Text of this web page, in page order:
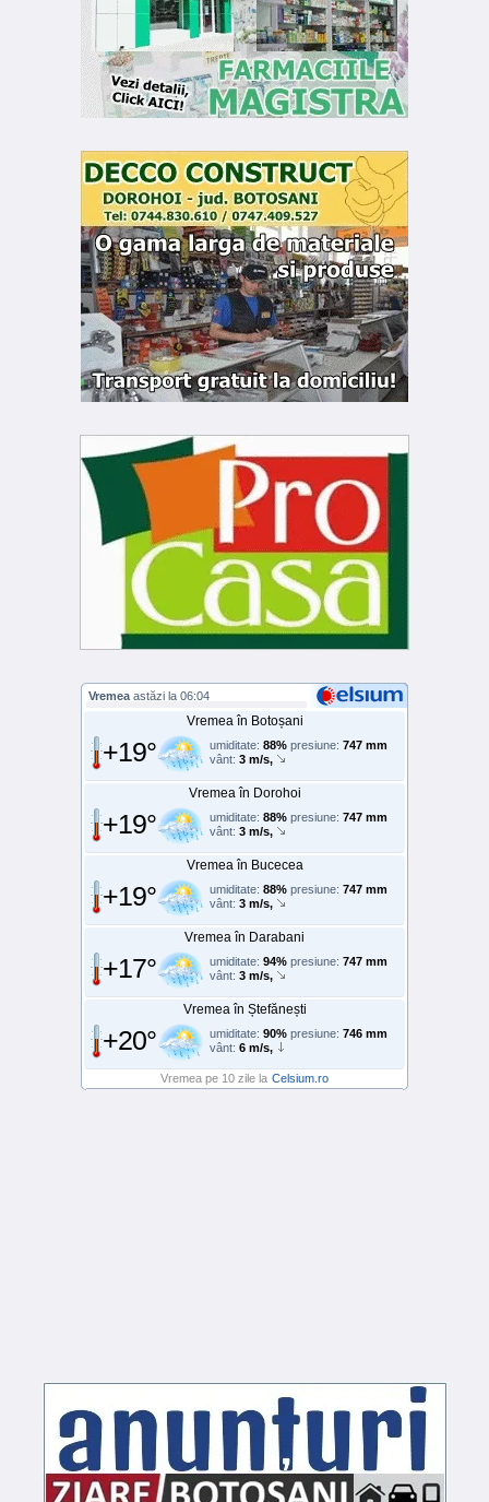
Vremea astăzi la 06:04
Vremea în Botoșani
+19° umiditate: 88% presiune: 747 mm
vânt: 3 m/s,
Vremea în Dorohoi
+19° umiditate: 88% presiune: 747 mm
vânt: 3 m/s,
Vremea în Bucecea
+19° umiditate: 88% presiune: 747 mm
vânt: 3 m/s,
Vremea în Darabani
+17° umiditate: 94% presiune: 747 mm
vânt: 3 m/s,
Vremea în Ștefănești
+20° umiditate: 90% presiune: 746 mm
vânt: 6 m/s,
Vremea pe 10 zile la Celsium.ro